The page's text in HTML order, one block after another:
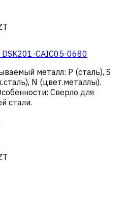
CAIC05-0680
металл: Р (сталь), S
N (цвет.металлы).
: Сверло для
стали.